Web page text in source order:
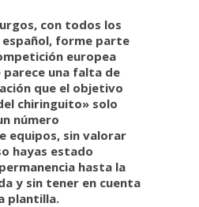
con todos los
forme parte
europea
una falta de
que el objetivo
chiringuito» solo
número
equipos, sin valorar
hayas estado
hasta la
y sin tener en cuenta
plantilla.